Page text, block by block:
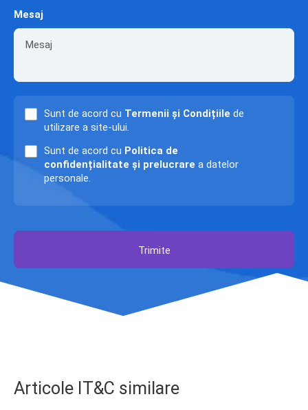
Mesaj
Sunt de acord cu Termenii și Condițiile de
utilizare a site-ului.
Sunt de acord cu Politica de
confidențialitate și prelucrare a datelor
personale.
Trimite
Articole IT&C similare